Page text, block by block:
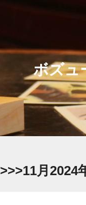
ボズュ
>>>11月2024